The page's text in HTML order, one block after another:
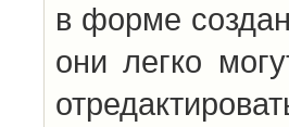
в форме
они легко